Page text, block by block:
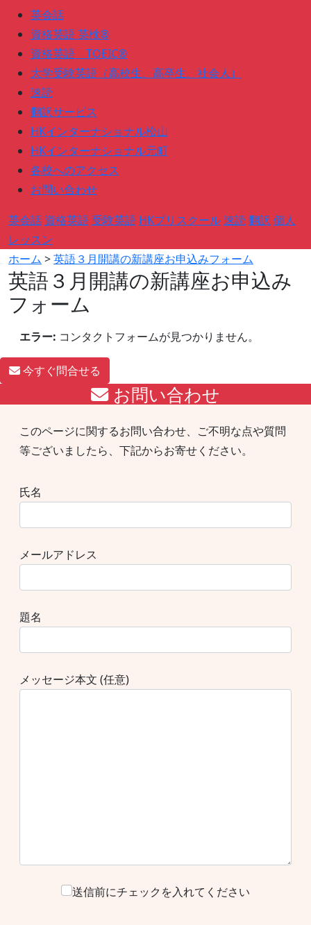
英会話
資格英語 英検®
資格英語 TOEIC®
大学受験英語（高校生、高卒生、社会人）
速読
翻訳サービス
HKインターナショナル松山
HKインターナショナル元町
各校へのアクセス
お問い合わせ
英会話 資格英語 受験英語 HKプリスクール速読翻訳 個人
レッスン
ホーム >英語３月開講の新講座お申込みフォーム
英語３月開講の新講座お申込み
フォーム
エラー: コンタクトフォームが見つかりません。
今すぐ問合せる
お問い合わせ
このページに関するお問い合わせ、ご不明な点や質問
等ございましたら、下記からお寄せください。
氏名
メールアドレス
題名
メッセージ本文 (任意)
送信前にチェックを入れてください